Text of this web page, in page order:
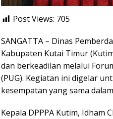
Post Views: 705
SANGATTA – Dinas
Kabupaten Kutai Timur
dan berkeadilan melalui
(PUG). Kegiatan ini digelar
kesempatan yang sama
Kepala DPPPA Kutim, Idham